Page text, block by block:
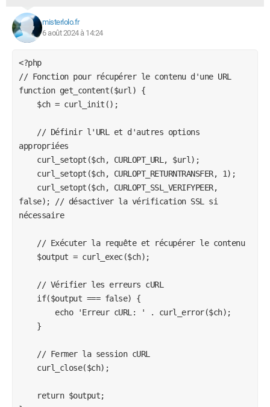
misterlolo.fr
6 août 2024 à 14:24
<?php
// Fonction pour récupérer le contenu d'une URL
function get_content($url) {
appropriées
false); // désactiver la vérification SSL si
nécessaire